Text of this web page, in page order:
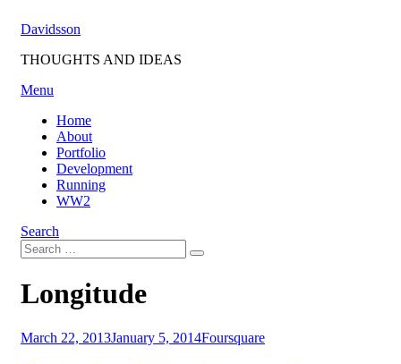
Davidsson
THOUGHTS AND IDEAS
Menu
Home
About
Portfolio
Development
Running
WW2
Search
Search
for:
Search
Tag
:
Longitude
Posted
March 22, 2013January 5, 2014Foursquare